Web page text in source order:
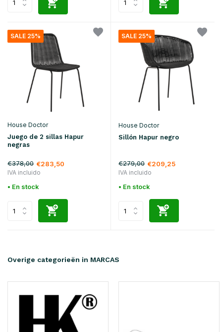
SALE 25%
House Doctor
Juego de 2 sillas Hapur
negras
€378,00 €283,50
IVA incluido
• En stock
SALE 25%
House Doctor
Sillón Hapur negro
€279,00 €209,25
IVA incluido
• En stock
Overige categorieën in MARCAS